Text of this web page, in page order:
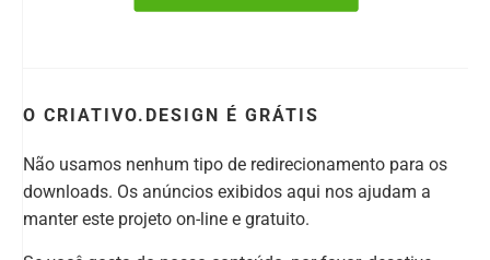
O CRIATIVO.DESIGN É GRÁTIS
Não usamos nenhum tipo de redirecionamento para os
downloads. Os anúncios exibidos aqui nos ajudam a
manter este projeto on-line e gratuito.